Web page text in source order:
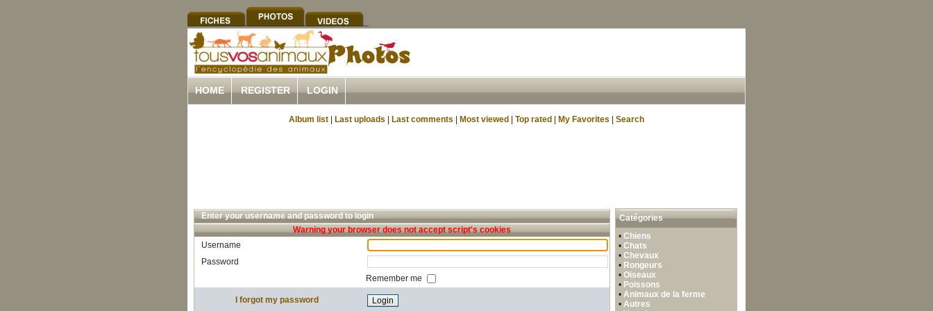
HOME REGISTER LOGIN
Album list Last uploads Last comments Most viewed Top rated My Favorites Search
Enter your username and password to login
Warning your browser does not accept script's cookies
Username
Password
Remember me
I forgot my password
Catégories
•Chiens
•Chats
•Chevaux
• Rongeurs
•Oiseaux
• Poissons
• Animaux de la ferme
• Autres